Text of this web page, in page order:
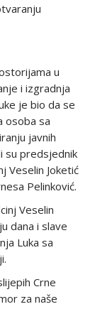
u
i izgradnja
je bio da se
osoba sa
javnih
su predsjednik
Veselin Joketić
Pelinković.
Veselin
dana i slave
Luka sa
Crne
za naše